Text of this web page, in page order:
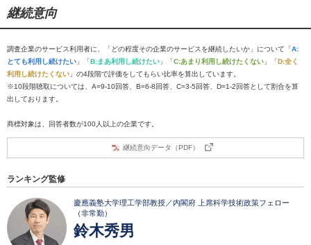
継続意向
調査企業のサービス利用者に、「どの程度その企業のサービスを継続したいか」について「A:
とても利用し続けたい 」「B:まあ利用し続けたい 」「C:あまり利用し続けたくない 」「D:全く
利用し続けたくない 」の4段階で評価をしてもらい比率を算出しています。
※10段階聴取については、A=9-10回答、B=6-8回答、C=3-5回答、D=1-2回答として割合を算
出しております。
商標対象は、回答者数が100人以上の企業です。
継続意向データ（PDF）
ランキング監修
慶應義塾大学理工学部教授／内閣府 上席科学技術政策フェロー
（非常勤）
鈴木秀男